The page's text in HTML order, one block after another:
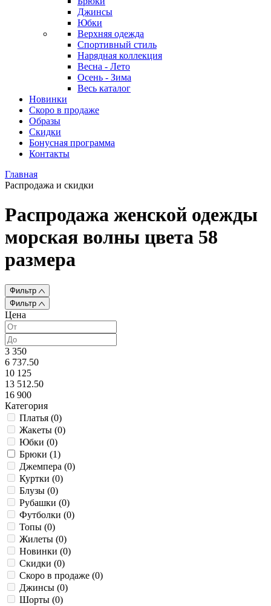
Джинсы
Юбки
Верхняя одежда
Спортивный стиль
Нарядная коллекция
Весна - Лето
Осень - Зима
Весь каталог
Новинки
Скоро в продаже
Образы
Скидки
Бонусная программа
Контакты
Главная
Распродажа и скидки
Распродажа женской одежды
морская волны цвета 58
размера
Фильтр
Фильтр
Цена
3 350
6 737.50
10 125
13 512.50
16 900
Категория
Платья (0)
Жакеты (0)
Юбки (0)
Брюки (1)
Джемпера (0)
Куртки (0)
Блузы (0)
Рубашки (0)
Футболки (0)
Топы (0)
Жилеты (0)
Новинки (0)
Скидки (0)
Скоро в продаже (0)
Джинсы (0)
Шорты (0)